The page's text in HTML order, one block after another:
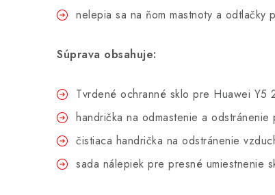
nelepia sa na ňom mastnoty a odtlačky
Súprava obsahuje:
Tvrdené ochranné sklo pre Huawei Y5
handrička na odmastenie a odstránenie
čistiaca handrička na odstránenie
sada nálepiek pre presné umiestnenie